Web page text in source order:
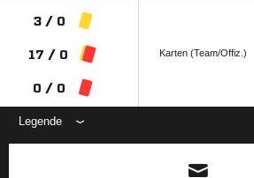
3 / 0
17 / 0
0 / 0
Karten (Team/Offiz.)
Legende
ANZEIGE